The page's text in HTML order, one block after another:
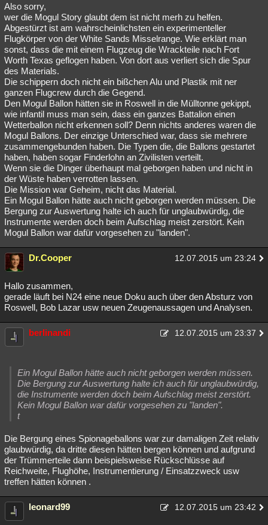
Also sorry,
wer die Mogul Story glaubt dem ist nicht merh zu helfen.
Abgestürzt ist am wahrscheinlichsten ein experimenteller
Flugkörper von der White Sands Misselrange. Wie erklärt man
sonst, dass die mit einem Flugzeug die Wrackteile nach Fort
Worth Texas geflogen haben. Von dort aus verliert sich die Spur
des Materials.
Die schippern doch nicht ein bißchen Alu und Plastik mit ner
ganzen Flugcrew durch die Gegend.
Den Mogul Ballon hätten sie in Roswell in die Mülltonne gekippt,
wie infantil muss man sein, dass ein ganzes Battalion einen
Wetterballon nicht erkennen soll? Denn nichts anderes waren die
Mogul Ballons. Der einzige Unterschied war, dass sie mehrere
zusammengebunden haben. Die Typen die, die Ballons gestartet
haben, haben sogar Finderlohn an Zivilisten verteilt.
Wenn sie die Dinger überhaupt mal geborgen haben und nicht in
der Wüste haben verrotten lassen.
Die Mission war Geheim, nicht das Material.
Ein Mogul Ballon hätte auch nicht geborgen werden müssen. Die
Bergung zur Auswertung halte ich auch für unglaubwürdig, die
Instrumente werden doch beim Aufschlag meist zerstört. Kein
Mogul Ballon war dafür vorgesehen zu "landen".
Dr.Cooper 12.07.2015 um 23:24
Hallo zusammen,
gerade läuft bei N24 eine neue Doku auch über den Absturz von
Roswell, Bob Lazar usw neuen Zeugenaussagen und Analysen.
berlinandi 12.07.2015 um 23:37
Ein Mogul Ballon hätte auch nicht geborgen werden müssen.
Die Bergung zur Auswertung halte ich auch für unglaubwürdig,
die Instrumente werden doch beim Aufschlag meist zerstört.
Kein Mogul Ballon war dafür vorgesehen zu "landen".
t
Die Bergung eines Spionageballons war zur damaligen Zeit relativ
glaubwürdig, da dritte diesen hätten bergen können und aufgrund
der Trümmerteile dann beispielsweise Rückschlüsse auf
Reichweite, Flughöhe, Instrumentierung / Einsatzzweck usw
treffen hätten können .
leonard99 12.07.2015 um 23:42